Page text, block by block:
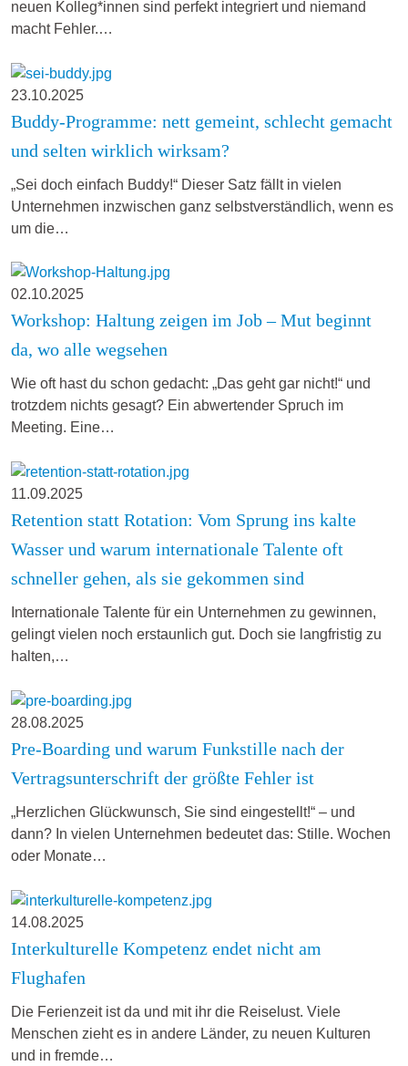
neuen Kolleg*innen sind perfekt integriert und niemand
macht Fehler.…
23.10.2025
Buddy-Programme: nett gemeint, schlecht gemacht
und selten wirklich wirksam?
„Sei doch einfach Buddy!“ Dieser Satz fällt in vielen
Unternehmen inzwischen ganz selbstverständlich, wenn es
um die…
02.10.2025
Workshop: Haltung zeigen im Job – Mut beginnt
da, wo alle wegsehen
Wie oft hast du schon gedacht: „Das geht gar nicht!“ und
trotzdem nichts gesagt? Ein abwertender Spruch im
Meeting. Eine…
11.09.2025
Retention statt Rotation: Vom Sprung ins kalte
Wasser und warum internationale Talente oft
schneller gehen, als sie gekommen sind
Internationale Talente für ein Unternehmen zu gewinnen,
gelingt vielen noch erstaunlich gut. Doch sie langfristig zu
halten,…
28.08.2025
Pre-Boarding und warum Funkstille nach der
Vertragsunterschrift der größte Fehler ist
„Herzlichen Glückwunsch, Sie sind eingestellt!“ – und
dann? In vielen Unternehmen bedeutet das: Stille. Wochen
oder Monate…
14.08.2025
Interkulturelle Kompetenz endet nicht am
Flughafen
Die Ferienzeit ist da und mit ihr die Reiselust. Viele
Menschen zieht es in andere Länder, zu neuen Kulturen
und in fremde…